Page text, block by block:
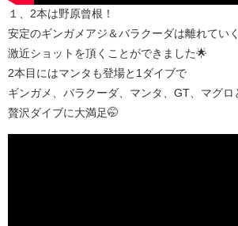
１、2本は野原曾根！
安定のギンガメアジ＆バラクーダは離れてい
激近ショットを頂くことができました🌟
2本目にはマンタも登場と1ダイブで
ギンガメ、バラクーダ、マンタ、GT、マグロ
贅沢ダイブに大満足🤭